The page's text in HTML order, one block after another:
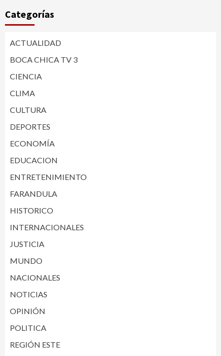
Categorías
ACTUALIDAD
BOCA CHICA TV 3
CIENCIA
CLIMA
CULTURA
DEPORTES
ECONOMÍA
EDUCACION
ENTRETENIMIENTO
FARANDULA
HISTORICO
INTERNACIONALES
JUSTICIA
MUNDO
NACIONALES
NOTICIAS
OPINIÓN
POLITICA
REGIÓN ESTE